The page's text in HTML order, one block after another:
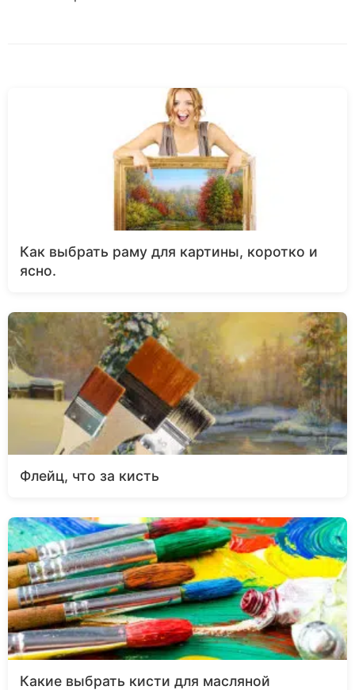
Как выбрать раму для картины, коротко и
ясно.
Флейц, что за кисть
Какие выбрать кисти для масляной